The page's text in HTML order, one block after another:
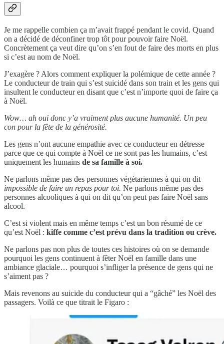
Je me rappelle combien ça m’avait frappé pendant le covid. Quand
on a décidé de déconfiner trop tôt pour pouvoir faire Noël.
Concrètement ça veut dire qu’on s’en fout de faire des morts en plus
si c’est au nom de Noël.
J’exagère ? Alors comment expliquer la polémique de cette année ?
Le conducteur de train qui s’est suicidé dans son train et les gens qui
insultent le conducteur en disant que c’est n’importe quoi de faire ça
à Noël.
Wow… ah oui donc y’a vraiment plus aucune humanité. Un peu
con pour la fête de la générosité.
Les gens n’ont aucune empathie avec ce conducteur en détresse
parce que ce qui compte à Noël ce ne sont pas les humains, c’est
uniquement les humains de sa famille à soi.
Ne parlons même pas des personnes végétariennes à qui on dit
impossible de faire un repas pour toi. Ne parlons même pas des
personnes alcooliques à qui on dit qu’on peut pas faire Noël sans
alcool.
C’est si violent mais en même temps c’est un bon résumé de ce
qu’est Noël : kiffe comme c’est prévu dans la tradition ou crève.
Ne parlons pas non plus de toutes ces histoires où on se demande
pourquoi les gens continuent à fêter Noël en famille dans une
ambiance glaciale… pourquoi s’infliger la présence de gens qui ne
s’aiment pas ?
Mais revenons au suicide du conducteur qui a “gâché” les Noël des
passagers. Voilà ce que titrait le Figaro :